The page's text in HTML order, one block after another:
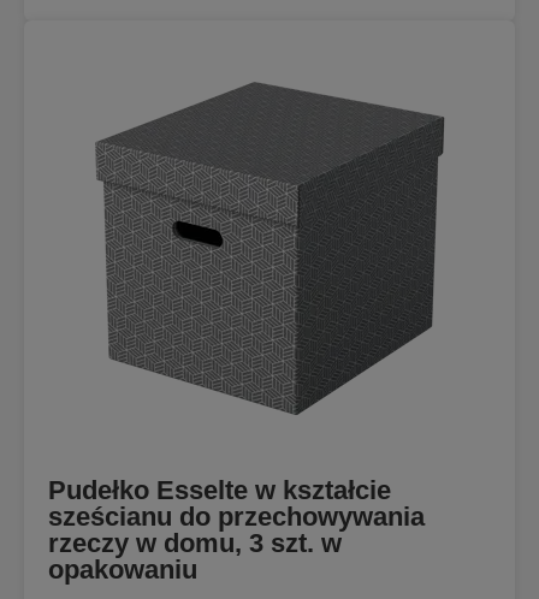
Pudełko Esselte w kształcie
sześcianu do przechowywania
rzeczy w domu, 3 szt. w
opakowaniu